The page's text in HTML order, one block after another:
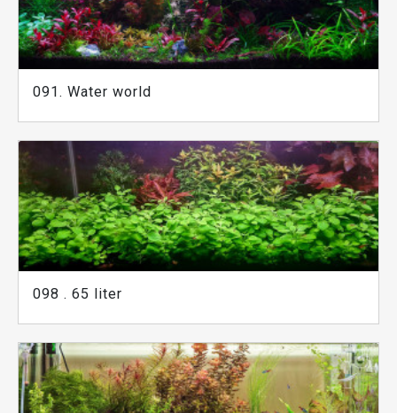
091. Water world
098 . 65 liter